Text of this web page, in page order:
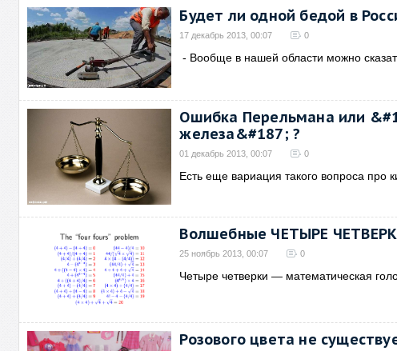
Будет ли одной бедой в
17 декабрь 2013, 00:07 0
- Вообще в нашей области можно
Ошибка Перельмана или
железа&#187; ?
01 декабрь 2013, 00:07 0
Есть еще вариация такого вопроса про
Волшебные ЧЕТЫРЕ
25 ноябрь 2013, 00:07 0
Четыре четверки — математическая
Розового цвета не